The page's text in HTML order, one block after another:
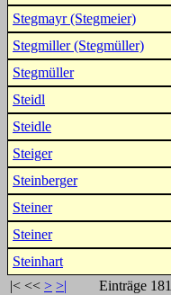
Stegmayr (Stegmeier)
Stegmiller (Stegmüller)
Stegmüller
Steidl
Steidle
Steiger
Steinberger
Steiner
Steiner
Steinhart
|< << > >| Einträge